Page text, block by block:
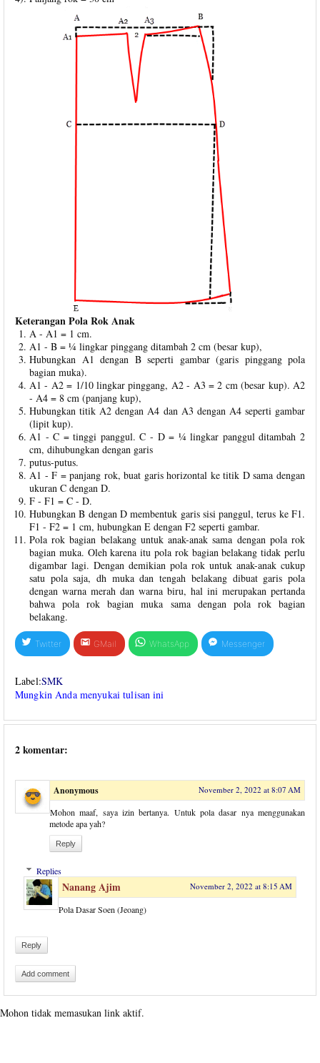
Keterangan Pola Rok Anak
A - A1 = 1 cm.
A1 - B = ¼ lingkar pinggang ditambah 2 cm (besar kup),
Hubungkan A1 dengan B seperti gambar (garis pinggang pola
bagian muka).
A1 - A2 = 1/10 lingkar pinggang, A2 - A3 = 2 cm (besar kup). A2
- A4 = 8 cm (panjang kup),
Hubungkan titik A2 dengan A4 dan A3 dengan A4 seperti gambar
(lipit kup).
A1 - C = tinggi panggul. C - D = ¼ lingkar panggul ditambah 2
cm, dihubungkan dengan garis
putus-putus.
A1 - F = panjang rok, buat garis horizontal ke titik D sama dengan
ukuran C dengan D.
F - F1 = C - D.
Hubungkan B dengan D membentuk garis sisi panggul, terus ke F1.
F1 - F2 = 1 cm, hubungkan E dengan F2 seperti gambar.
Pola rok bagian belakang untuk anak-anak sama dengan pola rok
bagian muka. Oleh karena itu pola rok bagian belakang tidak perlu
digambar lagi. Dengan demikian pola rok untuk anak-anak cukup
satu pola saja, dh muka dan tengah belakang dibuat garis pola
dengan warna merah dan warna biru, hal ini merupakan pertanda
bahwa pola rok bagian muka sama dengan pola rok bagian
belakang.
Twitter GMail WhatsApp Messenger
Label:SMK
Mungkin Anda menyukai tulisan ini
2 komentar:
Anonymous November 2, 2022 at 8:07 AM
Mohon maaf, saya izin bertanya. Untuk pola dasar nya menggunakan
metode apa yah?
Reply
Replies
Nanang Ajim November 2, 2022 at 8:15 AM
Pola Dasar Soen (Jeoang)
Reply
Add comment
Mohon tidak memasukan link aktif.